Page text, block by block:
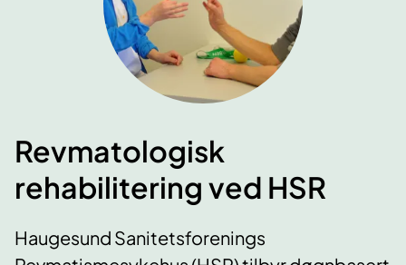
Revmatologisk
rehabilitering ved HSR
Haugesund Sanitetsforenings